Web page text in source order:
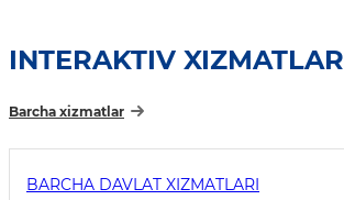
INTERAKTIV XIZMATLAR
Barcha xizmatlar
BARCHA DAVLAT XIZMATLARI